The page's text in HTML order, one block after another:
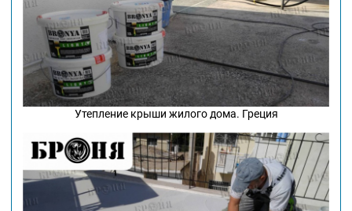
Утепление крыши жилого дома. Греция